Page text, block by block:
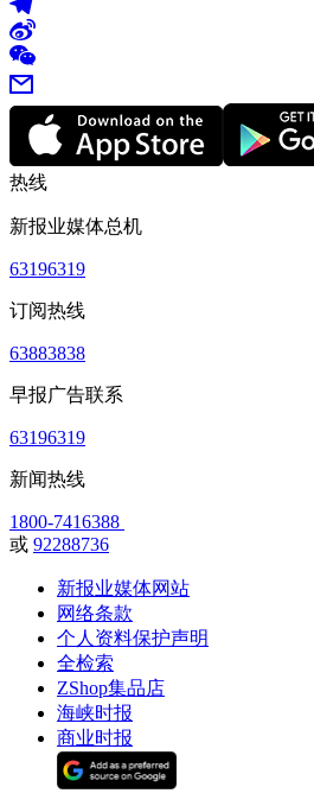
热线
新报业媒体总机
63196319
订阅热线
63883838
早报广告联系
63196319
新闻热线
1800-7416388
或 92288736
新报业媒体网站
网络条款
个人资料保护声明
全检索
ZShop集品店
海峡时报
商业时报